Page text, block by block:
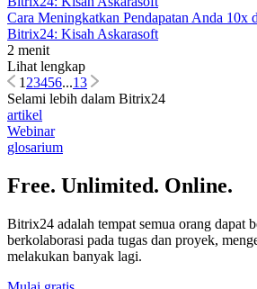
Cara Meningkatkan Pendapatan Anda 10x
Bitrix24: Kisah Askarasoft
2 menit
Lihat lengkap
123456...13
Selami lebih dalam Bitrix24
artikel
Webinar
glosarium
Free. Unlimited. Online.
Bitrix24 adalah tempat semua orang dapat
berkolaborasi pada tugas dan proyek,
melakukan banyak lagi.